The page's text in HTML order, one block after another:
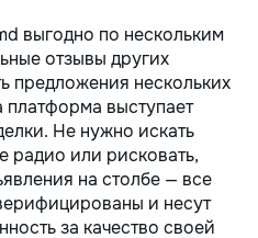
выгодно по нескольким
отзывы других
предложения нескольких
платформа выступает
Не нужно искать
радио или рисковать,
на столбе — все
и несут
за качество своей